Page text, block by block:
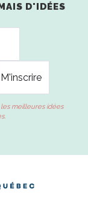
D'IDÉES
meilleures idées